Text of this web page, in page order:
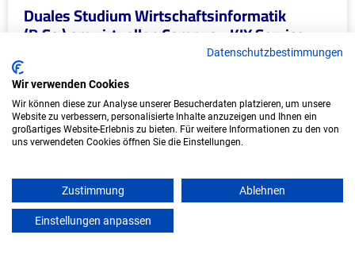
Duales Studium Wirtschaftsinformatik
(B.Sc.) am virtuellen Campus - KIX Service
KIX Service Software GmbH
In Kooperation mit IU Duales Studium (Internationale
Hochschule)
Start: Oktober 2026
Freie Plätze: 1
Datenschutzbestimmungen
Wir verwenden Cookies
Wir können diese zur Analyse unserer Besucherdaten platzieren, um unsere
Website zu verbessern, personalisierte Inhalte anzuzeigen und Ihnen ein
großartiges Website-Erlebnis zu bieten. Für weitere Informationen zu den von
uns verwendeten Cookies öffnen Sie die Einstellungen.
Zustimmung Ablehnen
Einstellungen anpassen